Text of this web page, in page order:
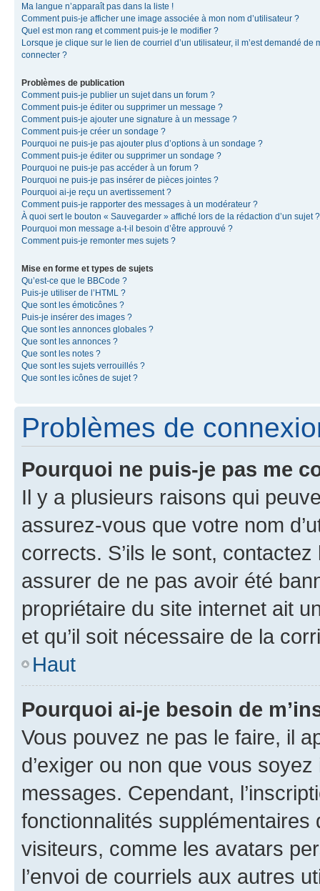
Ma langue n’apparaît pas dans la liste !
Comment puis-je afficher une image associée à mon nom d’utilisateur ?
Quel est mon rang et comment puis-je le modifier ?
Lorsque je clique sur le lien de courriel d’un utilisateur, il m’est demandé de
connecter ?
Problèmes de publication
Comment puis-je publier un sujet dans un forum ?
Comment puis-je éditer ou supprimer un message ?
Comment puis-je ajouter une signature à un message ?
Comment puis-je créer un sondage ?
Pourquoi ne puis-je pas ajouter plus d’options à un sondage ?
Comment puis-je éditer ou supprimer un sondage ?
Pourquoi ne puis-je pas accéder à un forum ?
Pourquoi ne puis-je pas insérer de pièces jointes ?
Pourquoi ai-je reçu un avertissement ?
Comment puis-je rapporter des messages à un modérateur ?
À quoi sert le bouton « Sauvegarder » affiché lors de la rédaction d’un sujet ?
Pourquoi mon message a-t-il besoin d’être approuvé ?
Comment puis-je remonter mes sujets ?
Mise en forme et types de sujets
Qu’est-ce que le BBCode ?
Puis-je utiliser de l’HTML ?
Que sont les émoticônes ?
Puis-je insérer des images ?
Que sont les annonces globales ?
Que sont les annonces ?
Que sont les notes ?
Que sont les sujets verrouillés ?
Que sont les icônes de sujet ?
Problèmes de
Pourquoi ne puis-je pas me
Il y a plusieurs raisons qui
assurez-vous que votre nom
corrects. S’ils le sont,
assurer de ne pas avoir été
propriétaire du site internet ait
et qu’il soit nécessaire de la
Haut
Pourquoi ai-je besoin de
Vous pouvez ne pas le faire, il
d’exiger ou non que vous
messages. Cependant,
fonctionnalités
visiteurs, comme les avatars
l’envoi de courriels aux autres